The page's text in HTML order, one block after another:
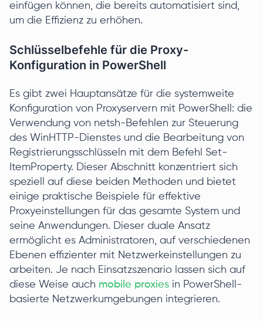
einfügen können, die bereits automatisiert sind,
um die Effizienz zu erhöhen.
Schlüsselbefehle für die Proxy-
Konfiguration in PowerShell
Es gibt zwei Hauptansätze für die systemweite
Konfiguration von Proxyservern mit PowerShell: die
Verwendung von netsh-Befehlen zur Steuerung
des WinHTTP-Dienstes und die Bearbeitung von
Registrierungsschlüsseln mit dem Befehl Set-
ItemProperty. Dieser Abschnitt konzentriert sich
speziell auf diese beiden Methoden und bietet
einige praktische Beispiele für effektive
Proxyeinstellungen für das gesamte System und
seine Anwendungen. Dieser duale Ansatz
ermöglicht es Administratoren, auf verschiedenen
Ebenen effizienter mit Netzwerkeinstellungen zu
arbeiten. Je nach Einsatzszenario lassen sich auf
diese Weise auch mobile proxies in PowerShell-
basierte Netzwerkumgebungen integrieren.